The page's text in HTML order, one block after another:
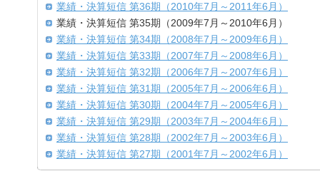
業績・決算短信 第36期（2010年7月～2011年6月）
業績・決算短信 第35期（2009年7月～2010年6月）
業績・決算短信 第34期（2008年7月～2009年6月）
業績・決算短信 第33期（2007年7月～2008年6月）
業績・決算短信 第32期（2006年7月～2007年6月）
業績・決算短信 第31期（2005年7月～2006年6月）
業績・決算短信 第30期（2004年7月～2005年6月）
業績・決算短信 第29期（2003年7月～2004年6月）
業績・決算短信 第28期（2002年7月～2003年6月）
業績・決算短信 第27期（2001年7月～2002年6月）